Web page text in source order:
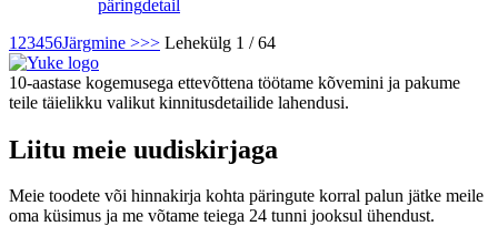
päringdetail
1 23456Järgmine >>> Lehekülg 1 / 64
10-aastase kogemusega ettevõttena töötame kõvemini ja pakume
teile täielikku valikut kinnitusdetailide lahendusi.
Liitu meie uudiskirjaga
Meie toodete või hinnakirja kohta päringute korral palun jätke meile
oma küsimus ja me võtame teiega 24 tunni jooksul ühendust.